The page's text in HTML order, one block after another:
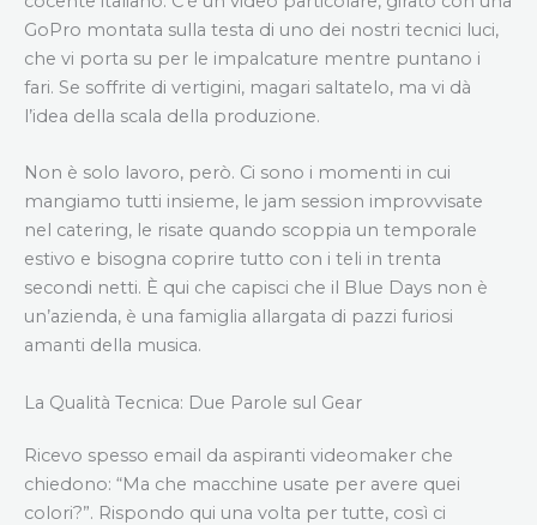
GoPro montata sulla testa di uno dei nostri tecnici luci,
che vi porta su per le impalcature mentre puntano i
fari. Se soffrite di vertigini, magari saltatelo, ma vi dà
l’idea della scala della produzione.
Non è solo lavoro, però. Ci sono i momenti in cui
mangiamo tutti insieme, le jam session improvvisate
nel catering, le risate quando scoppia un temporale
estivo e bisogna coprire tutto con i teli in trenta
secondi netti. È qui che capisci che il Blue Days non è
un’azienda, è una famiglia allargata di pazzi furiosi
amanti della musica.
La Qualità Tecnica: Due Parole sul Gear
Ricevo spesso email da aspiranti videomaker che
chiedono: “Ma che macchine usate per avere quei
colori?”. Rispondo qui una volta per tutte, così ci